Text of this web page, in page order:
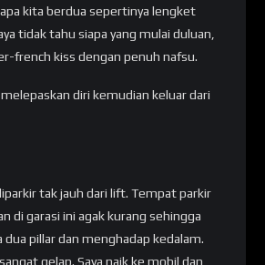
kita berdua sepertinya lengket
tidak tahu siapa yang mulai duluan,
french kiss dengan penuh nafsu.
diri kemudian keluar dari
tak jauh dari lift. Tempat parkir
di garasi ini agak kurang sehingga
pillar dan menghadap kedalam.
gelap. Saya naik ke mobil dan